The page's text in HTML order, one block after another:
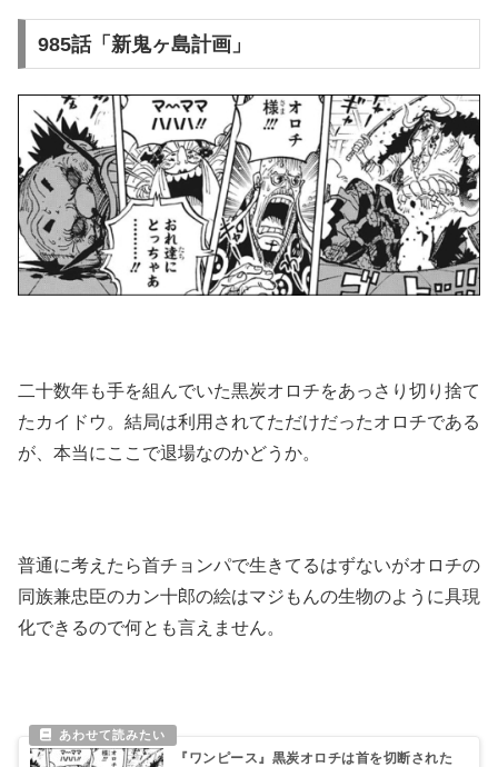
985話「新鬼ヶ島計画」
二十数年も手を組んでいた黒炭オロチをあっさり切り捨て
たカイドウ。結局は利用されてただけだったオロチである
が、本当にここで退場なのかどうか。
普通に考えたら首チョンパで生きてるはずないがオロチの
同族兼忠臣のカン十郎の絵はマジもんの生物のように具現
化できるので何とも言えません。
『ワンピース』黒炭オロチは首を切断された